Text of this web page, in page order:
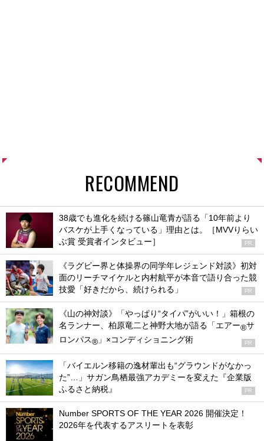
RECOMMEND
38歳でも進化を続ける篠山竜青が語る「10年前より
バスケが上手くなっている」理由とは。［MVVりらい
ぶ賞 受賞者インタビュー］
PR
《ラグビー界と体操界の同学年レジェンド対談》初対
面のリーチマイケルと内村航平が本音で語り合った競
技愛「好きだから、続けられる」
PR
《山の神対談》「やっぱり“タイパ”がいい！」箱根の
名ランナー、柏原竜二と神野大地が語る「エアー®サ
ロンパス® 」×コンディショニング術 PR
「バイエルン移籍の逸材輩出も“グラウンドがなかっ
た”…」サガン鳥栖最強アカデミーを変えた『企業版
ふるさと納税』
PR
Number SPORTS OF THE YEAR 2026 開催決定！
2026年を代表するアスリートを表彰